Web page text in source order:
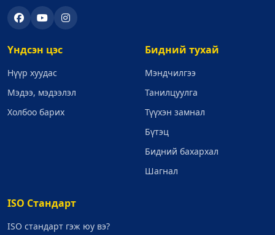
Үндсэн цэс
Нүүр хуудас
Мэдээ, мэдээлэл
Холбоо барих
Бидний тухай
Мэндчилгээ
Танилцуулга
Түүхэн замнал
Бүтэц
Бидний бахархал
Шагнал
ISO Стандарт
ISO стандарт гэж юу вэ?